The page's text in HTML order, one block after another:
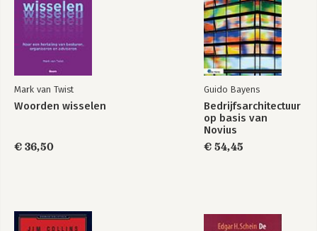
Bekijk alle boeken
Mark van Twist
Woorden wisselen
€ 36,50
Guido Bayens
Bedrijfsarchitectuur
op basis van
Novius
€ 54,45